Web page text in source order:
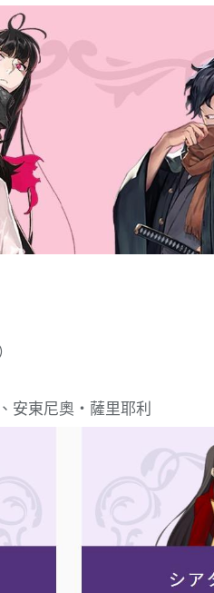
安東尼奧・薩里耶利